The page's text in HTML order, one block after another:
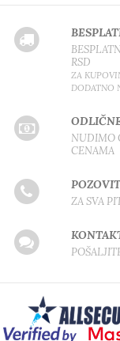
RSD
ZA
DODATNO
NUDIMO
CENAMA
ZA SVA